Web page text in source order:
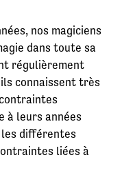
nos magiciens
dans toute sa
régulièrement
ils connaissent très
à leurs années
les différentes
liées à